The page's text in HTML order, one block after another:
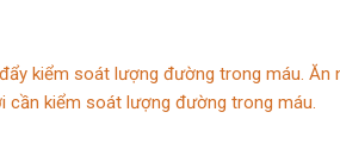
kiểm soát lượng đường trong máu. Ăn
cần kiểm soát lượng đường trong máu.